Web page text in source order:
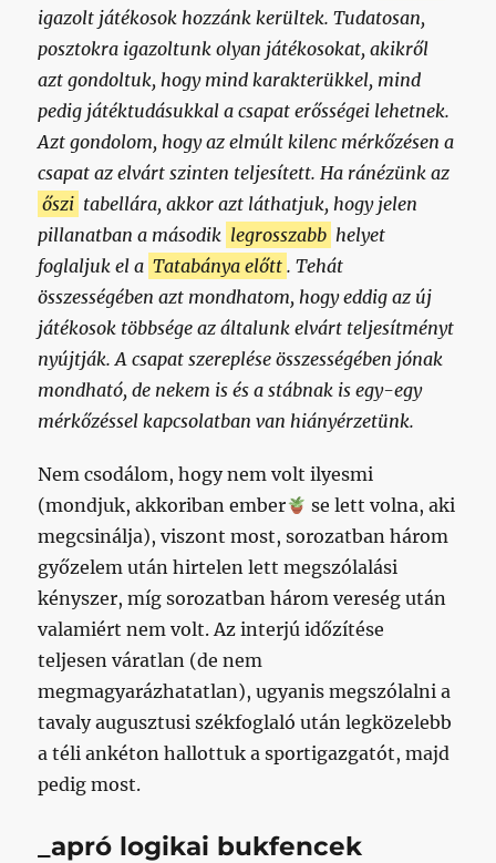
igazolt játékosok hozzánk kerültek. Tudatosan,
posztokra igazoltunk olyan játékosokat, akikről
azt gondoltuk, hogy mind karakterükkel, mind
pedig játéktudásukkal a csapat erősségei lehetnek.
Azt gondolom, hogy az elmúlt kilenc mérkőzésen a
csapat az elvárt szinten teljesített. Ha ránézünk az
őszi tabellára, akkor azt láthatjuk, hogy jelen
pillanatban a második legrosszabb helyet
foglaljuk el a Tatabánya előtt . Tehát
összességében azt mondhatom, hogy eddig az új
játékosok többsége az általunk elvárt teljesítményt
nyújtják. A csapat szereplése összességében jónak
mondható, de nekem is és a stábnak is egy-egy
mérkőzéssel kapcsolatban van hiányérzetünk.
Nem csodálom, hogy nem volt ilyesmi
(mondjuk, akkoriban ember
se lett volna, aki
megcsinálja), viszont most, sorozatban három
győzelem után hirtelen lett megszólalási
kényszer, míg sorozatban három vereség után
valamiért nem volt. Az interjú időzítése
teljesen váratlan (de nem
megmagyarázhatatlan), ugyanis megszólalni a
tavaly augusztusi székfoglaló után legközelebb
a téli ankéton hallottuk a sportigazgatót, majd
pedig most.
_apró logikai bukfencek